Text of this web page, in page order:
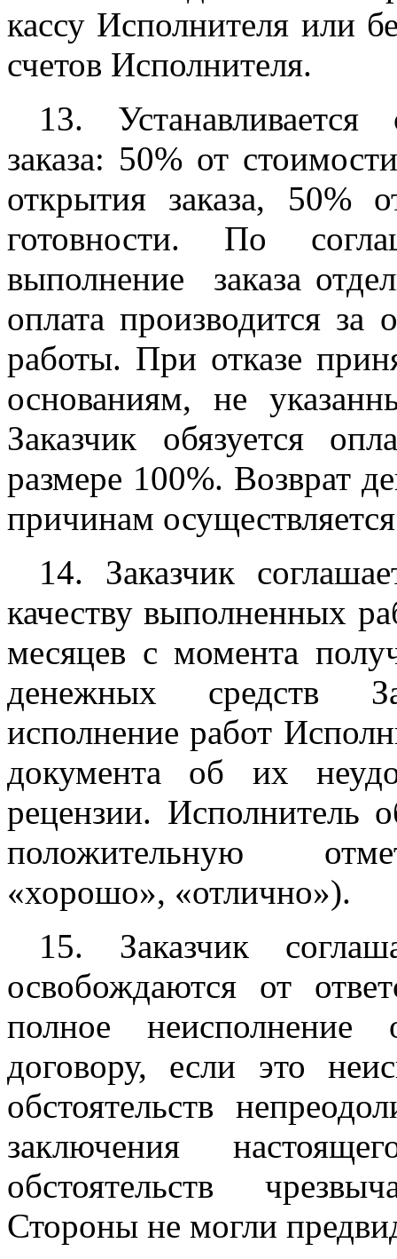
кассу Исполнителя или
счетов Исполнителя.
13.
заказа: 50% от
открытия заказа, 50%
готовности. По
выполнение
заказа
оплата производится за
работы. При отказе
основаниям, не
Заказчик обязуется
размере 100%. Возврат
причинам
14. Заказчик
качеству выполненных
месяцев с момента
денежных средств
исполнение работ
документа об их
рецензии. Исполнитель
положительную
«хорошо», «отлично»).
15. Заказчик
освобождаются от
полное неисполнение
договору, если это
обстоятельств
заключения
обстоятельств
Стороны не могли